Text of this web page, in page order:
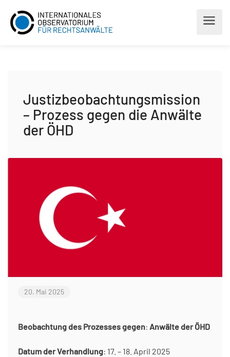
Justizbeobachtungsmission
– Prozess gegen die Anwälte
der ÖHD
20. Mai 2025
Beobachtung des Prozesses gegen: Anwälte der ÖHD
Datum der Verhandlung: 17. – 18. April 2025